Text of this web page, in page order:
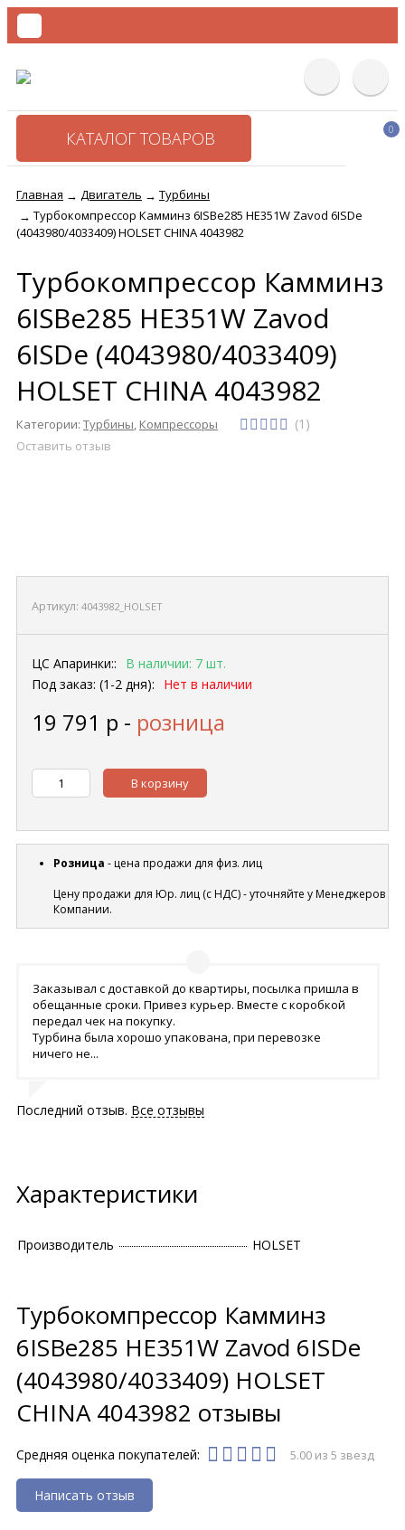
КАТАЛОГ ТОВАРОВ 0
Главная → Двигатель → Турбины
→ Турбокомпрессор Камминз 6ISBe285 HE351W Zavod 6ISDe
(4043980/4033409) HOLSET CHINA 4043982
Турбокомпрессор Камминз
6ISBe285 HE351W Zavod
6ISDe (4043980/4033409)
HOLSET CHINA 4043982
Категории: Турбины Компрессоры (1)
Оставить отзыв
Артикул: 4043982_HOLSET
ЦС Апаринки::
В наличии: 7 шт.
Под заказ: (1-2 дня):
Нет в наличии
19 791 р - розница
В корзину
Розница - цена продажи для физ. лиц
Цену продажи для Юр. лиц (с НДС) - уточняйте у Менеджеров
Компании.
Заказывал с доставкой до квартиры, посылка пришла в
обещанные сроки. Привез курьер. Вместе с коробкой
передал чек на покупку.
Турбина была хорошо упакована, при перевозке
ничего не...
Последний отзыв. Все отзывы
Характеристики
Производитель HOLSET
Турбокомпрессор Камминз
6ISBe285 HE351W Zavod 6ISDe
(4043980/4033409) HOLSET
CHINA 4043982 отзывы
Средняя оценка покупателей: 5.00 из 5 звезд
Написать отзыв